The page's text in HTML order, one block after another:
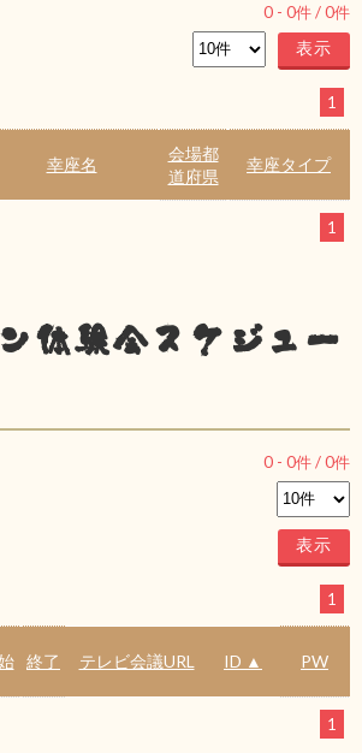
0 - 0件 /0件
1
幸座名
会場都
道府県
幸座タイプ
1
体験会スケジュー
0 - 0件 /0件
1
終了 テレビ会議URL ID ▲ PW
1